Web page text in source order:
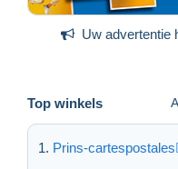
Uw advertentie
Top winkels
Prins-cartespostales